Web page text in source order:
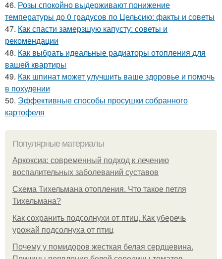
46. Розы спокойно выдерживают понижение
температуры до 0 градусов по Цельсию: факты и советы
47. Как спасти замерзшую капусту: советы и
рекомендации
48. Как выбрать идеальные радиаторы отопления для
вашей квартиры
49. Как шпинат может улучшить ваше здоровье и помочь
в похудении
50. Эффективные способы просушки собранного
картофеля
Популярные материалы
Аркоксиа: современный подход к лечению
воспалительных заболеваний суставов
Схема Тихельмана отопления. Что такое петля
Тихельмана?
Как сохранить подсолнухи от птиц. Как уберечь
урожай подсолнуха от птиц
Почему у помидоров жесткая белая сердцевина.